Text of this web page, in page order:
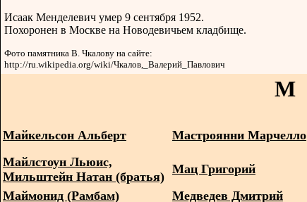
Исаак Менделевич умер 9 сентября 1952.
Похоронен в Москве на Новодевичьем кладбище.
Фото памятника В. Чкалову на сайте:
http://ru.wikipedia.org/wiki/Чкалов,_Валерий_Павлович
М
Майкельсон Альберт Мастроянни Марчелло
Майлстоун Льюис,
Мильштейн Натан (братья)
Мац Григорий
Маймонид (Рамбам)
Медведев Дмитрий